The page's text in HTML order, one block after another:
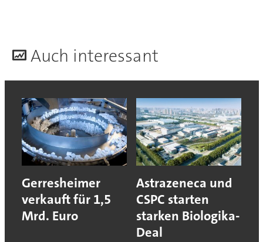
Auch interessant
Gerresheimer
verkauft für 1,5
Mrd. Euro
Astrazeneca und
CSPC starten
starken Biologika-
Deal